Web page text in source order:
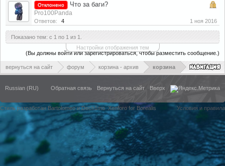
Отклонено Что за баги?
Pro100Panda
Ответов: 4 1 ноя 2016
Показано тем: с 1 по 1 из 1.
Настройки отображения тем
(Вы должны войти или зарегистрироваться, чтобы разместить сообщение.)
вернуться на сайт форум корзина - архив корзина
Russian (RU) Обратная связь Вернуться на сайт Вверх
Стиль разработан Bartolomeo и Dech1moXenforo for Borealis Условия и правила